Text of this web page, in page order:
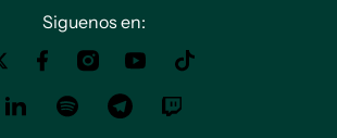
Siguenos en: